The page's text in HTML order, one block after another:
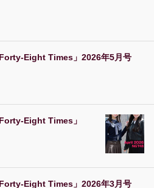
Eight Times」2026年5月号
Eight Times」
Eight Times」2026年3月号